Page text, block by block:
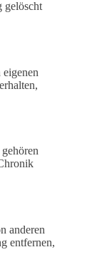
gelöscht
anderen
entfernen,